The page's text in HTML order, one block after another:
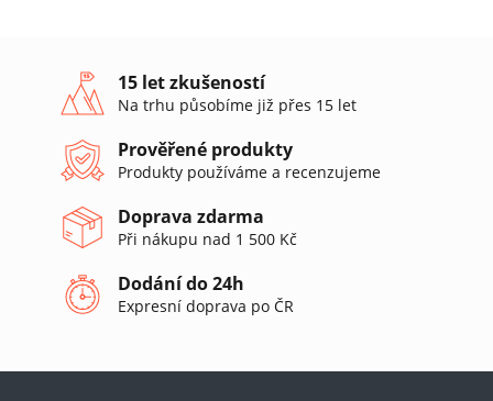
a
c
í
p
r
v
y
v
i
s
15 let zkušeností
Na trhu působíme již přes 15 let
Prověřené produkty
Produkty používáme a recenzujeme
Doprava zdarma
Při nákupu nad 1 500 Kč
Dodání do 24h
Expresní doprava po ČR